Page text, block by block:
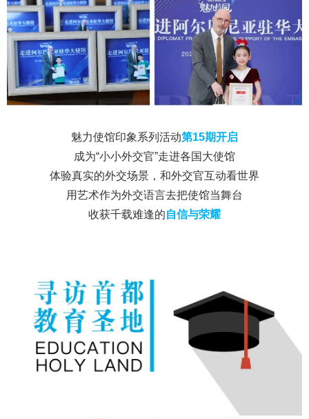
魅力使馆印象系列活动第15期开启
成为“小小外交官”走进各国大使馆
体验真实的外交场景，和外交官互动看世界
用艺术作为外交语言去把使馆当舞台
收获千载难逢的自信与荣耀